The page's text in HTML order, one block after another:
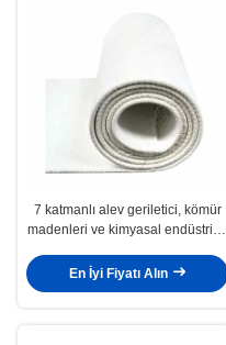
7 katmanlı alev geriletici, kömür
madenleri ve kimyasal endüstriler
En İyi Fiyatı Alın